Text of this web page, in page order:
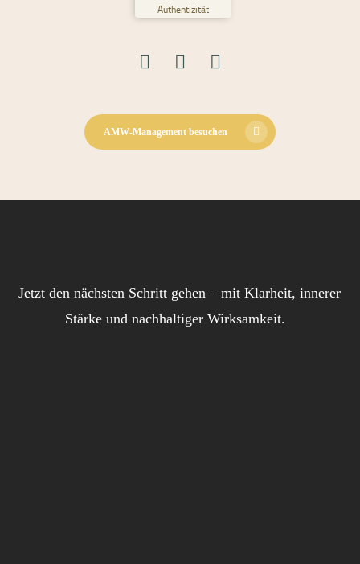
Authentizität
30
8
AMW-Management besuchen
Jetzt den nächsten Schritt gehen – mit Klarheit, innerer
Stärke und nachhaltiger Wirksamkeit.